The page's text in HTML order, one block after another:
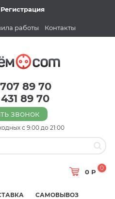
Регистрация
работы Контакты
89 70
89 70
звонок
с 9:00 до 21:00
0 Р
0
САМОВЫВОЗ